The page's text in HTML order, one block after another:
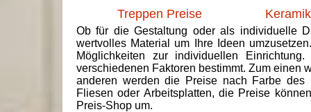
Treppen Preise
Ob für die Gestaltung oder als individuelle
wertvolles Material um Ihre Ideen
Möglichkeiten zur individuellen
verschiedenen Faktoren bestimmt. Zum einen
anderen werden die Preise nach Farbe des
Fliesen oder Arbeitsplatten, die Preise
Preis-Shop um.